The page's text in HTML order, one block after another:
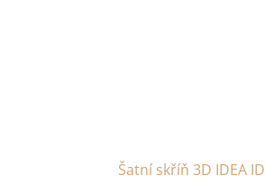
Šatní skříň 3D IDEA